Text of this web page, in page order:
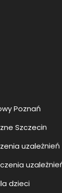
Poznań
Szczecin
uzależnień
dzieci